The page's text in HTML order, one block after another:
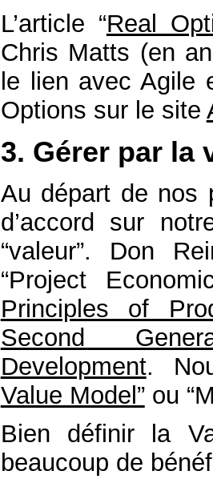
L’article “Real
Chris Matts (en
le lien avec
Options sur le site
3. Gérer par la
Au départ de nos
d’accord sur
“valeur”. Don
“Project
Principles of
Second
Development.
Value Model”ou
Bien définir la
beaucoup de